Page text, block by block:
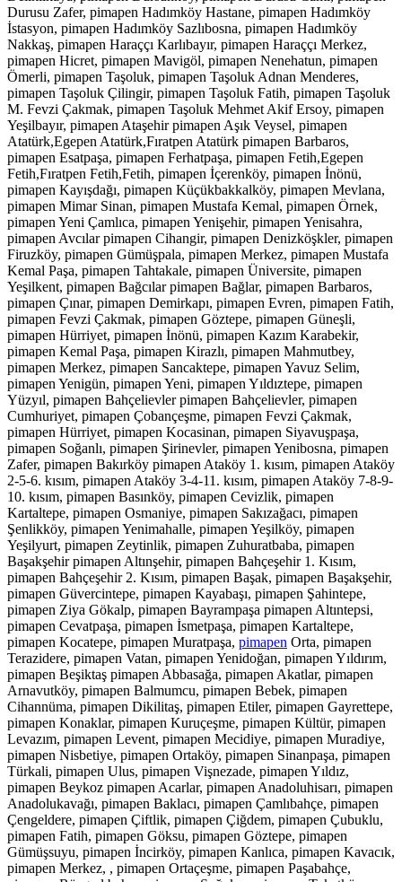
Durusu Zafer, pimapen Hadımköy Hastane, pimapen Hadımköy
İstasyon, pimapen Hadımköy Sazlıbosna, pimapen Hadımköy
Nakkaş, pimapen Haraççı Karlıbayır, pimapen Haraççı Merkez,
pimapen Hicret, pimapen Mavigöl, pimapen Nenehatun, pimapen
Ömerli, pimapen Taşoluk, pimapen Taşoluk Adnan Menderes,
pimapen Taşoluk Çilingir, pimapen Taşoluk Fatih, pimapen Taşoluk
M. Fevzi Çakmak, pimapen Taşoluk Mehmet Akif Ersoy, pimapen
Yeşilbayır, pimapen Ataşehir pimapen Aşık Veysel, pimapen
Atatürk,Egepen Atatürk,Fıratpen Atatürk pimapen Barbaros,
pimapen Esatpaşa, pimapen Ferhatpaşa, pimapen Fetih,Egepen
Fetih,Fıratpen Fetih,Fetih, pimapen İçerenköy, pimapen İnönü,
pimapen Kayışdağı, pimapen Küçükbakkalköy, pimapen Mevlana,
pimapen Mimar Sinan, pimapen Mustafa Kemal, pimapen Örnek,
pimapen Yeni Çamlıca, pimapen Yenişehir, pimapen Yenisahra,
pimapen Avcılar pimapen Cihangir, pimapen Denizköşkler, pimapen
Firuzköy, pimapen Gümüşpala, pimapen Merkez, pimapen Mustafa
Kemal Paşa, pimapen Tahtakale, pimapen Üniversite, pimapen
Yeşilkent, pimapen Bağcılar pimapen Bağlar, pimapen Barbaros,
pimapen Çınar, pimapen Demirkapı, pimapen Evren, pimapen Fatih,
pimapen Fevzi Çakmak, pimapen Göztepe, pimapen Güneşli,
pimapen Hürriyet, pimapen İnönü, pimapen Kazım Karabekir,
pimapen Kemal Paşa, pimapen Kirazlı, pimapen Mahmutbey,
pimapen Merkez, pimapen Sancaktepe, pimapen Yavuz Selim,
pimapen Yenigün, pimapen Yeni, pimapen Yıldıztepe, pimapen
Yüzyıl, pimapen Bahçelievler pimapen Bahçelievler, pimapen
Cumhuriyet, pimapen Çobançeşme, pimapen Fevzi Çakmak,
pimapen Hürriyet, pimapen Kocasinan, pimapen Siyavuşpaşa,
pimapen Soğanlı, pimapen Şirinevler, pimapen Yenibosna, pimapen
Zafer, pimapen Bakırköy pimapen Ataköy 1. kısım, pimapen Ataköy
2-5-6. kısım, pimapen Ataköy 3-4-11. kısım, pimapen Ataköy 7-8-9-
10. kısım, pimapen Basınköy, pimapen Cevizlik, pimapen
Kartaltepe, pimapen Osmaniye, pimapen Sakızağacı, pimapen
Şenlikköy, pimapen Yenimahalle, pimapen Yeşilköy, pimapen
Yeşilyurt, pimapen Zeytinlik, pimapen Zuhuratbaba, pimapen
Başakşehir pimapen Altınşehir, pimapen Bahçeşehir 1. Kısım,
pimapen Bahçeşehir 2. Kısım, pimapen Başak, pimapen Başakşehir,
pimapen Güvercintepe, pimapen Kayabaşı, pimapen Şahintepe,
pimapen Ziya Gökalp, pimapen Bayrampaşa pimapen Altıntepsi,
pimapen Cevatpaşa, pimapen İsmetpaşa, pimapen Kartaltepe,
pimapen Kocatepe, pimapen Muratpaşa, pimapen Orta, pimapen
Terazidere, pimapen Vatan, pimapen Yenidoğan, pimapen Yıldırım,
pimapen Beşiktaş pimapen Abbasağa, pimapen Akatlar, pimapen
Arnavutköy, pimapen Balmumcu, pimapen Bebek, pimapen
Cihannüma, pimapen Dikilitaş, pimapen Etiler, pimapen Gayrettepe,
pimapen Konaklar, pimapen Kuruçeşme, pimapen Kültür, pimapen
Levazım, pimapen Levent, pimapen Mecidiye, pimapen Muradiye,
pimapen Nisbetiye, pimapen Ortaköy, pimapen Sinanpaşa, pimapen
Türkali, pimapen Ulus, pimapen Vişnezade, pimapen Yıldız,
pimapen Beykoz pimapen Acarlar, pimapen Anadoluhisarı, pimapen
Anadolukavağı, pimapen Baklacı, pimapen Çamlıbahçe, pimapen
Çengeldere, pimapen Çiftlik, pimapen Çiğdem, pimapen Çubuklu,
pimapen Fatih, pimapen Göksu, pimapen Göztepe, pimapen
Gümüşsuyu, pimapen İncirköy, pimapen Kanlıca, pimapen Kavacık,
pimapen Merkez, , pimapen Ortaçeşme, pimapen Paşabahçe,